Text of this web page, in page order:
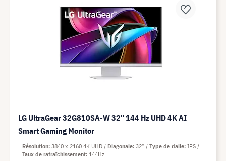
LG UltraGear 32G810SA-W 32" 144 Hz UHD 4K AI
Smart Gaming Monitor
Résolution 3840 x 2160 4K UHD Diagonale 32" Type de dalle IPS
Taux de rafraîchissement 144Hz